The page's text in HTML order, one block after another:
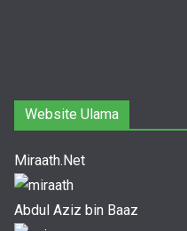
Website Ulama
Miraath.Net
Abdul Aziz bin Baaz